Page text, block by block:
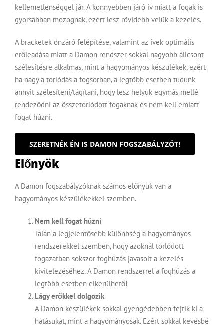
kellemetlenséggel jár. A könnyebben járó ív miatt a fogak is
gyorsabban mozognak, ezért lesz rövidebb velük a kezelés.
A bracketek önzáró felépítése, valamint az ívek optimális
erőleadása miatt a Damon rendszer sokkal nagyobb állcsont
szélesítésre alkalmas, mint a hagyományos készülékek, ezért
ha nagy a torlódás a fogsorban, a legtöbb esetben tudunk
annyit szélesíteni/tágítani, hogy lesz helyük egymás mellé
rendeződni az összetorlódott fogaknak és nem kell emiatt
fogat húzni.
SZERETNÉK ÉN IS DAMON FOGSZABÁLYZÓT!
Előnyök
A Damon fogszabályzóknak számos előnyük van a
hagyományos készülékekkel szemben.
Nem kell fogat húzni
Talán a legjelentősebb különbség a hagyományos
rendszerekkel szemben, hogy azoknál torlódott
fogazatban sokszor foghúzás javasolt a kezelés
kivitelezéséhez. A Damon rendszerrel a foghúzás a
legtöbb esetben elkerülhető!
Lágy erőkkel dolgozik
A Damon készülékek sokkal gyengédebben fejtik ki a
hatásukat, mint a hagyományosak. Ezért sokkal kevésbé